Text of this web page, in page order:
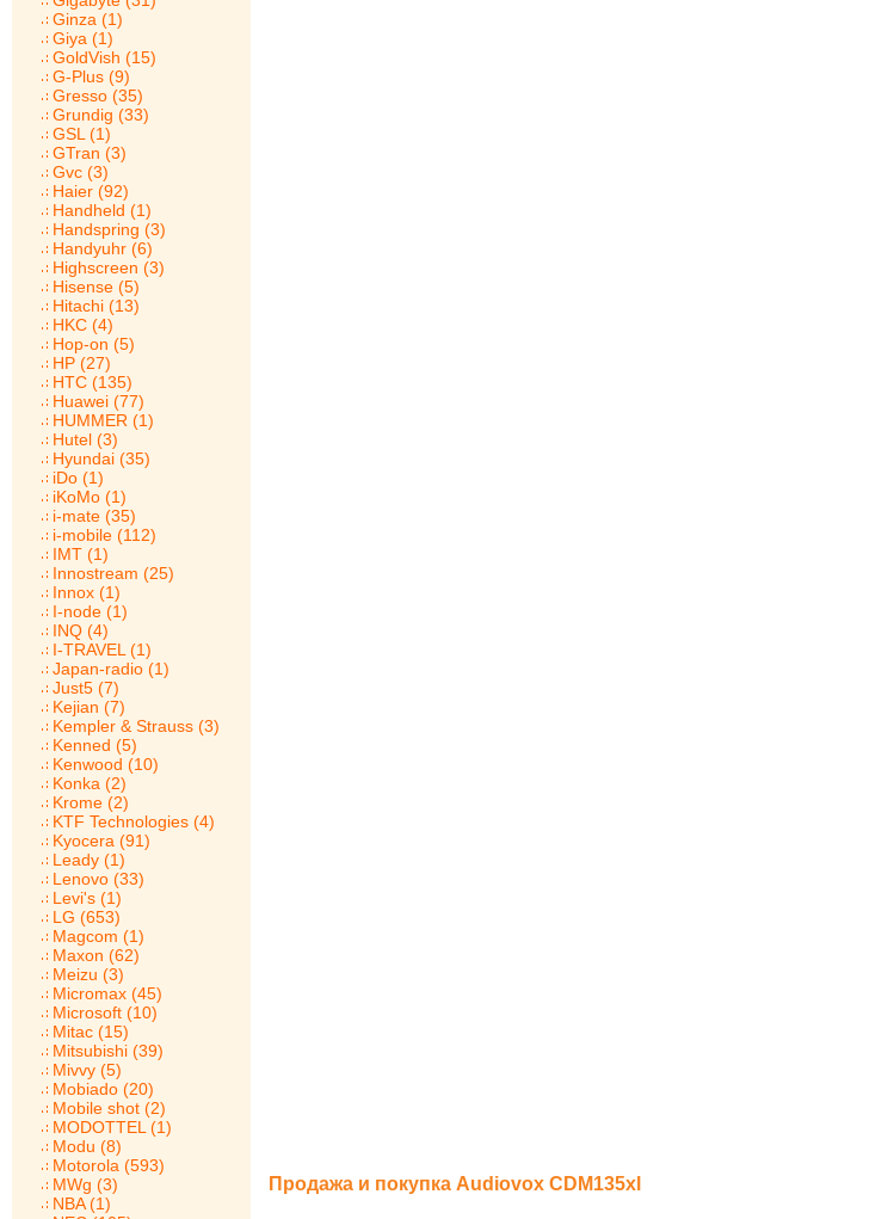
Ginza (1)
Giya (1)
GoldVish (15)
G-Plus (9)
Gresso (35)
Grundig (33)
GSL (1)
GTran (3)
Gvc (3)
Haier (92)
Handheld (1)
Handspring (3)
Handyuhr (6)
Highscreen (3)
Hisense (5)
Hitachi (13)
HKC (4)
Hop-on (5)
HP (27)
HTC (135)
Huawei (77)
HUMMER (1)
Hutel (3)
Hyundai (35)
iDo (1)
iKoMo (1)
i-mate (35)
i-mobile (112)
IMT (1)
Innostream (25)
Innox (1)
I-node (1)
INQ (4)
I-TRAVEL (1)
Japan-radio (1)
Just5 (7)
Kejian (7)
Kempler & Strauss (3)
Kenned (5)
Kenwood (10)
Konka (2)
Krome (2)
KTF Technologies (4)
Kyocera (91)
Leady (1)
Lenovo (33)
Levi's (1)
LG (653)
Magcom (1)
Maxon (62)
Meizu (3)
Micromax (45)
Microsoft (10)
Mitac (15)
Mitsubishi (39)
Mivvy (5)
Mobiado (20)
Mobile shot (2)
MODOTTEL (1)
Modu (8)
Motorola (593)
MWg (3)
NBA (1)
Продажа и покупка Audiovox CDM135xl